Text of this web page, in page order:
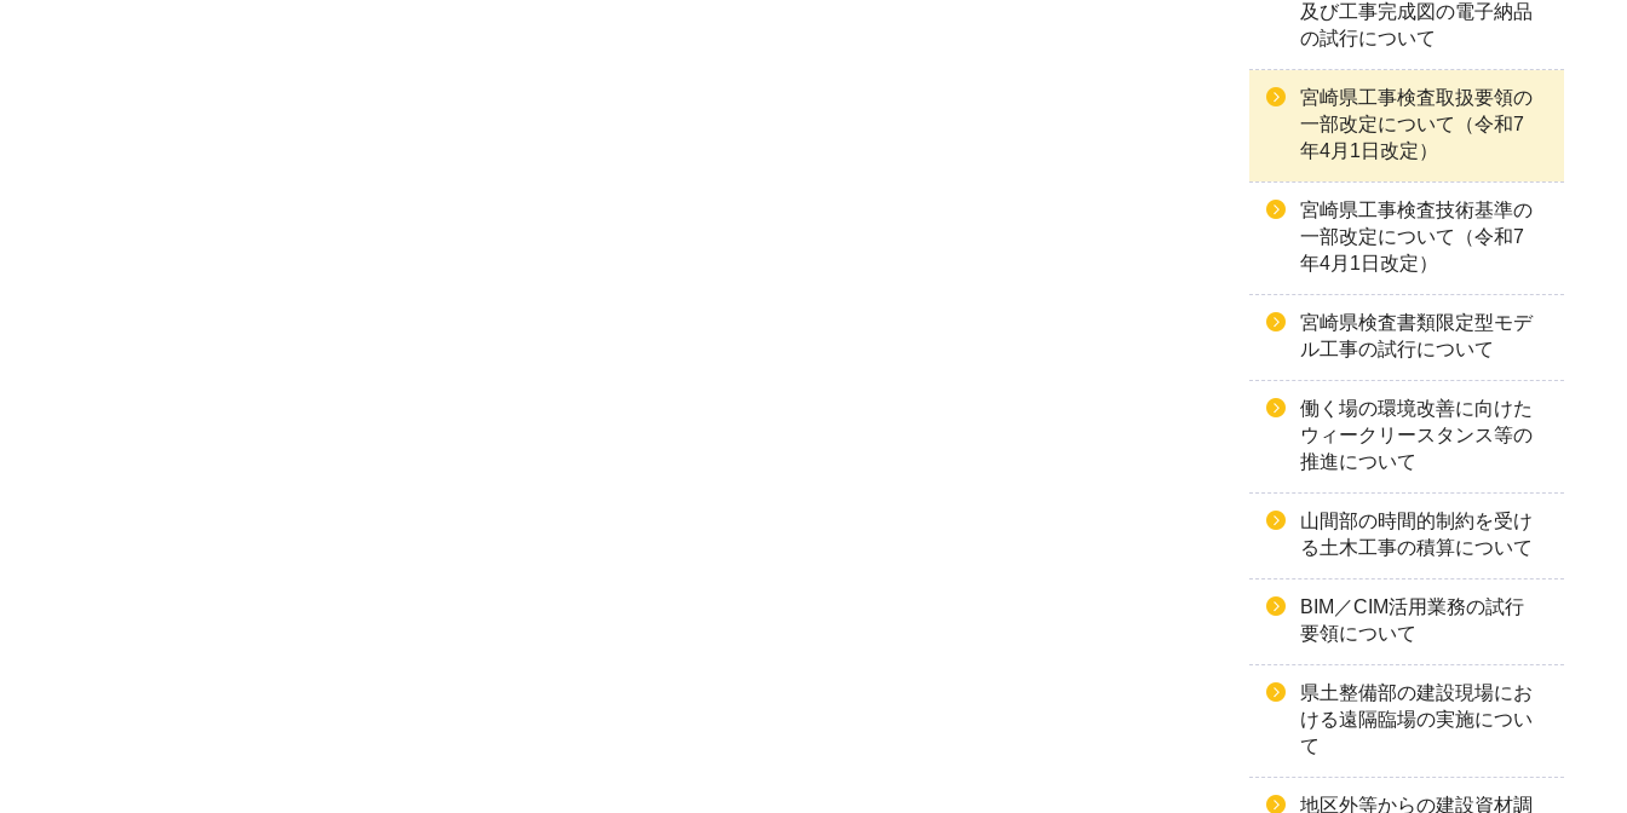
及び工事完成図の電子納品
の試行について
宮崎県工事検査取扱要領の
一部改定について（令和7
年4月1日改定）
宮崎県工事検査技術基準の
一部改定について（令和7
年4月1日改定）
宮崎県検査書類限定型モデ
ル工事の試行について
働く場の環境改善に向けた
ウィークリースタンス等の
推進について
山間部の時間的制約を受け
る土木工事の積算について
BIM／CIM活用業務の試行
要領について
県土整備部の建設現場にお
ける遠隔臨場の実施につい
て
地区外等からの建設資材調